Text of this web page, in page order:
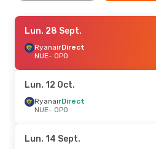
Jeu. 15 Oct.- Dim. 25 Oct.
RyanairDirect
NUE- OPO
OPO- NUE
Lun. 14 Sept.- Jeu. 17 Sept.
RyanairDirect
OPO- NUE
Lun. 28 Sept.
RyanairDirect
NUE- OPO
Lun. 12 Oct.
RyanairDirect
NUE- OPO
Lun. 14 Sept.